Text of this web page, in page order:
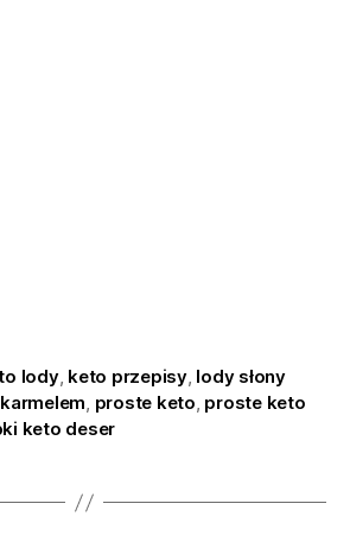
lody, keto przepisy, lody słony
, proste keto, proste keto
keto deser